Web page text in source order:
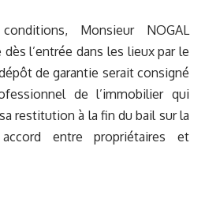
Monsieur NOGAL
l’entrée dans les lieux par le
de garantie serait consigné
de l’immobilier qui
restitution à la fin du bail sur la
entre propriétaires et